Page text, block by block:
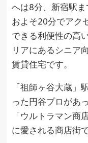
へは8分、新宿駅ま
およそ20分でアク
できる利便性の高
リアにあるシニア
賃貸住宅です。
「祖師ヶ谷大蔵」
った円谷プロがあ
「ウルトラマン商
に愛される商店街で